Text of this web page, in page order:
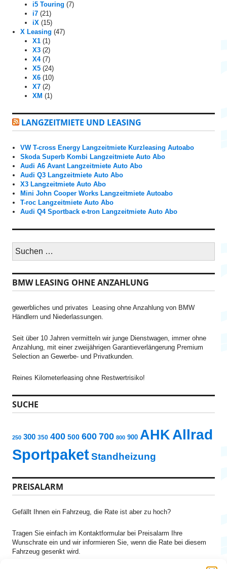
i5 Touring (7)
i7 (21)
iX (15)
X Leasing (47)
X1 (1)
X3 (2)
X4(7)
X5 (24)
X6 (10)
X7 (2)
XM (1)
LANGZEITMIETE UND LEASING
VW T-cross Energy Langzeitmiete Kurzleasing Autoabo
Skoda Superb Kombi Langzeitmiete Auto Abo
Audi A6 Avant Langzeitmiete Auto Abo
Audi Q3 Langzeitmiete Auto Abo
X3 Langzeitmiete Auto Abo
Mini John Cooper Works Langzeitmiete Autoabo
T-roc Langzeitmiete Auto Abo
Audi Q4 Sportback e-tron Langzeitmiete Auto Abo
S
h
e
n
a
c
:
BMW LEASING OHNE ANZAHLUNG
gewerbliches und privates Leasing ohne Anzahlung von BMW
Händlern und Niederlassungen.
Seit über 10 Jahren vermitteln wir junge Dienstwagen, immer ohne
Anzahlung, mit einer zweijährigen Garantieverlängerung Premium
Selection an Gewerbe- und Privatkunden.
Reines Kilometerleasing ohne Restwertrisiko!
SUCHE
250 300 350 400 500 600 700 800 900 AHKAllrad
SportpaketStandheizung
PREISALARM
Gefällt Ihnen ein Fahrzeug, die Rate ist aber zu hoch?
Tragen Sie einfach im Kontaktformular bei Preisalarm Ihre
Wunschrate ein und wir informieren Sie, wenn die Rate bei diesem
Fahrzeug gesenkt wird.